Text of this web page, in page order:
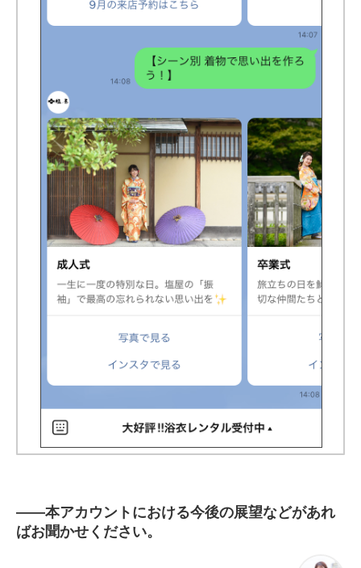
――本アカウントにおける今後の展望などがあれ
ばお聞かせください。